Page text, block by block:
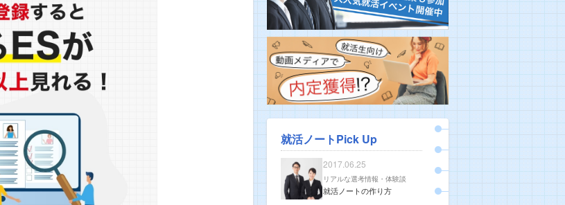
就活ノートPick Up
2017.06.25
リアルな選考情報・体験談
就活ノートの作り方